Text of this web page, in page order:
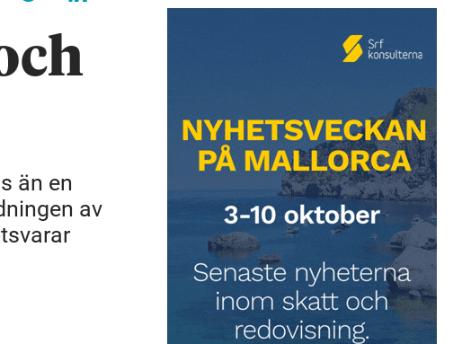
än en
av